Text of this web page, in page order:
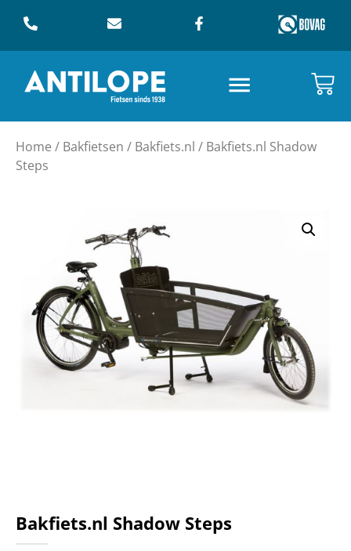
Home / Bakfietsen / Bakfiets.nl / Bakfiets.nl Shadow
Steps
Bakfiets.nl Shadow Steps